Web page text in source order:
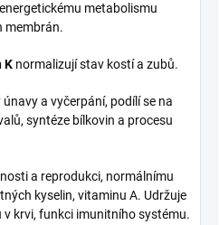
metabolismu
membrán.
K normalizují stav kostí a zubů.
a vyčerpání, podílí se na
syntéze bílkovin a procesu
a reprodukci, normálnímu
kyselin, vitaminu A. Udržuje
krvi, funkci imunitního systému.